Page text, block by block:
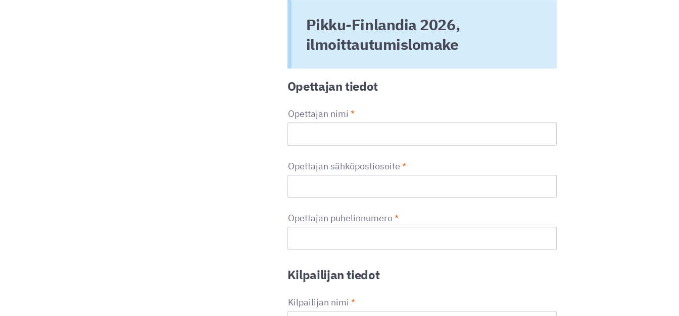
Pikku-Finlandia 2026,
ilmoittautumislomake
Opettajan tiedot
Opettajan nimi *
Opettajan sähköpostiosoite *
Opettajan puhelinnumero*
Kilpailijan tiedot
Kilpailijan nimi *